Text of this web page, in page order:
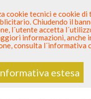
SEI DENTISTA?
Sei QuiElenco Dentista
Ambulatori Dentistici>
CON CAP
cookie tecnici e cookie di
Chiudendo il
l´utente accetta
informazioni, anche
consulta l´informativa
estesa